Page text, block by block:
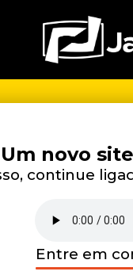
Um novo
continue
Entre em